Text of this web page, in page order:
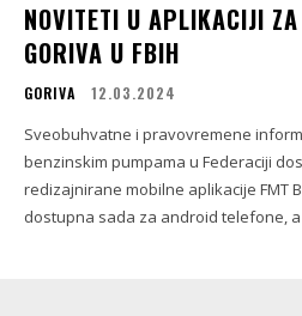
NOVITETI U APLIKACIJI
GORIVA U FBIH
GORIVA 12.03.2024
Sveobuhvatne i pravovremene
benzinskim pumpama u Federaciji
redizajnirane mobilne aplikacije FMT
dostupna sada za android telefone,